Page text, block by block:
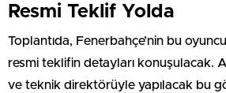
Resmi Teklif Yolda
Toplantıda, Fenerbahçe’nin bu
resmi teklifin detayları konuşulacak.
ve teknik direktörüyle yapılacak bu